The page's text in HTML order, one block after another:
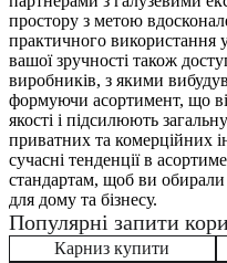
простору з метою
практичного використання
вашої зручності також
виробників, з якими
формуючи асортимент, що
якості і підсилюють
приватних та комерційних
сучасні тенденції в
стандартам, щоб ви
для дому та бізнесу.
Популярні запити
Карниз купити